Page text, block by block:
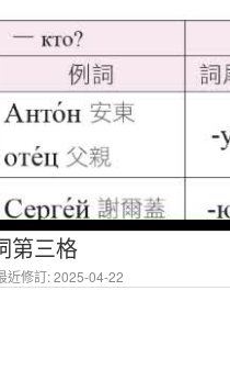
第三格
近修訂: 2025-04-22